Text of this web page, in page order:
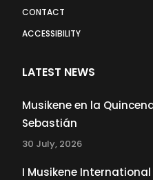
CONTACT
ACCESSIBILITY
LATEST NEWS
Musikene en la
Sebastián
30 July, 2026
I Musikene